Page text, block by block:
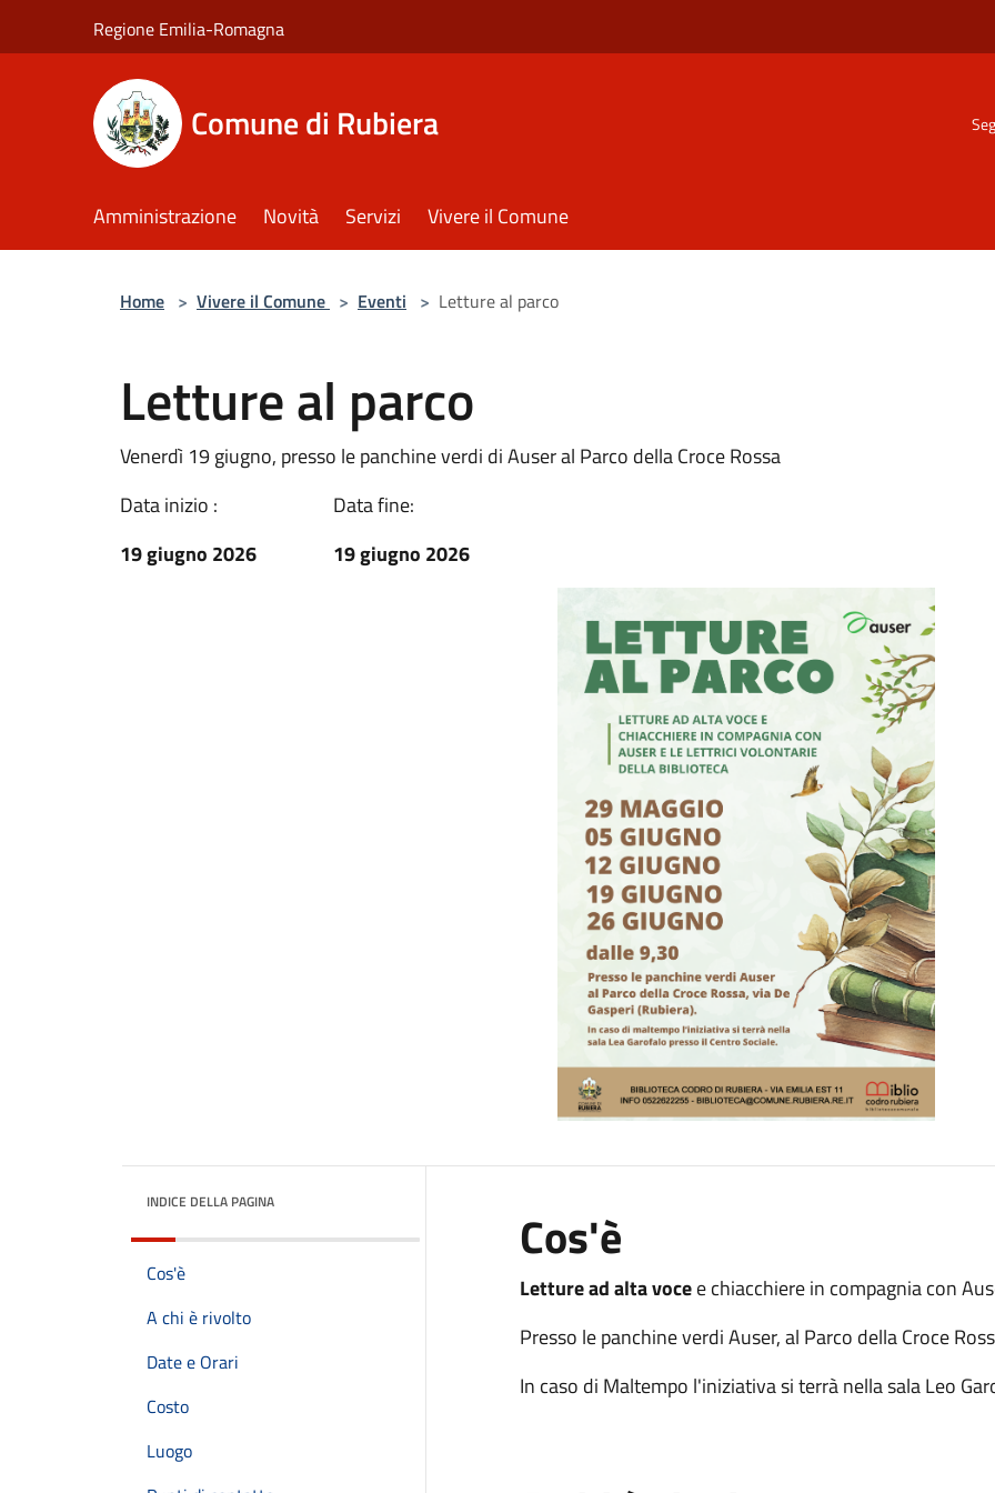
Regione Emilia-Romagna
Comune di Rubiera
Amministrazione Novità Servizi Vivere il Comune
Home > Vivere il Comune > Eventi > Letture al parco
Letture al parco
Venerdì 19 giugno, presso le panchine verdi di Auser al Parco della Croce Rossa
Data inizio :
19 giugno 2026
Data fine:
19 giugno 2026
INDICE DELLA PAGINA
Cos'è
A chi è rivolto
Date e Orari
Costo
Luogo
Cos'è
Letture ad alta vocee chiacchiere in compagnia con
Presso le panchine verdi Auser, al Parco della Croce
In caso di Maltempo l'iniziativa si terrà nella sala Leo